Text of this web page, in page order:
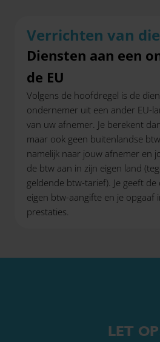
Verrichten van
Diensten aan een
de EU
Volgens de hoofdregel is de
ondernemer uit een ander EU-
van uw afnemer. Je berekent
maar ook geen buitenlandse
namelijk naar jouw afnemer en
de btw aan in zijn eigen land
geldende btw-tarief). Je geeft de
eigen btw-aangifte en je opgaaf
prestaties.
LET